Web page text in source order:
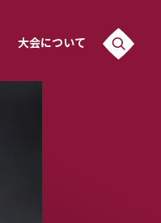
大会について